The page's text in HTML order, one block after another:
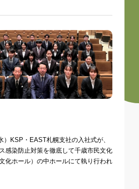
）KSP・EAST札幌支社の入社式が、
感染防止対策を徹底して千歳市民文化
化ホール）の中ホールにて執り行われ